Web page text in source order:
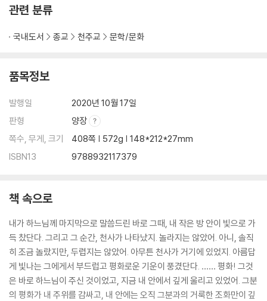
관련 분류
국내도서 종교 천주교 문학/문화
품목정보
발행일
2020년 10월 17일
판형
양장
쪽수, 무게, 크기
408쪽 | 572g | 148*212*27mm
ISBN13
9788932117379
책 속으로
내가 하느님께 마지막으로 말씀드린 바로 그때, 내 작은 방 안이 빛으로 가
득 찼단다. 그리고 그 순간, 천사가 나타났지. 놀라지는 않았어. 아니, 솔직
히 조금 놀랐지만, 두렵지는 않았어. 아무튼 천사가 거기에 있었지. 아름답
게 빛나는 그에게서 부드럽고 평화로운 기운이 풍겼단다. …… 평화! 그것
은 바로 하느님이 주신 것이었고, 지금 내 안에서 깊게 울리고 있었어. 그분
의 평화가 내 주위를 감싸고, 내 안에는 오직 그분과의 거룩한 조화만이 깊